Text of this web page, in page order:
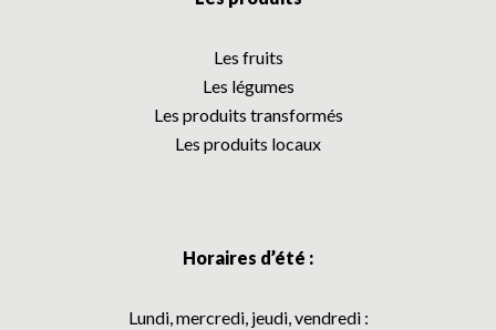
Les fruits
Les légumes
Les produits transformés
Les produits locaux
Horaires d’été :
Lundi, mercredi, jeudi, vendredi :